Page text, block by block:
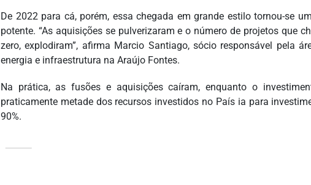
De 2022 para cá, porém, essa chegada em grande estilo tornou-se
potente. “As aquisições se pulverizaram e o número de projetos que
zero, explodiram”, afirma Marcio Santiago, sócio responsável pela
energia e infraestrutura na Araújo Fontes.
Na prática, as fusões e aquisições caíram, enquanto o
praticamente metade dos recursos investidos no País ia para
90%.